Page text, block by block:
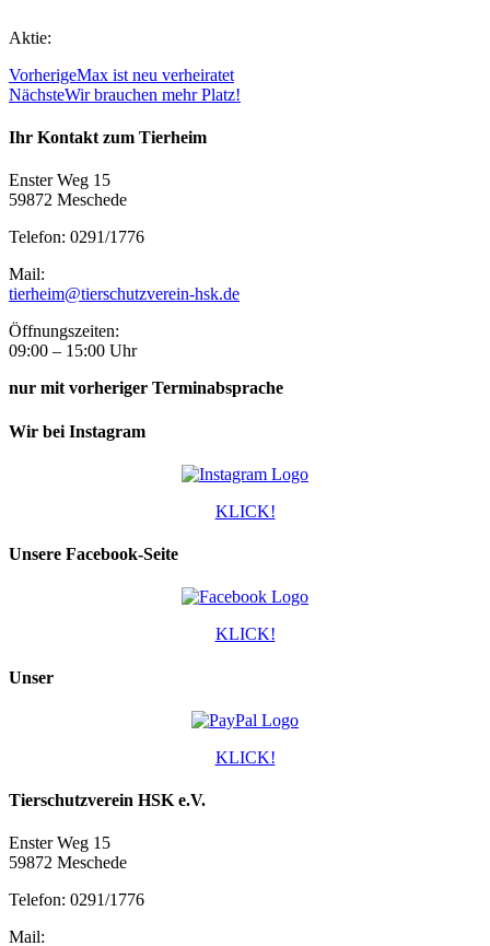
Aktie:
VorherigeMax ist neu verheiratet
NächsteWir brauchen mehr Platz!
Ihr Kontakt zum Tierheim
Enster Weg 15
59872 Meschede
Telefon: 0291/1776
Mail:
tierheim@tierschutzverein-hsk.de
Öffnungszeiten:
09:00 – 15:00 Uhr
nur mit vorheriger Terminabsprache
Wir bei Instagram
KLICK!
Unsere Facebook-Seite
KLICK!
Unser
KLICK!
Tierschutzverein HSK e.V.
Enster Weg 15
59872 Meschede
Telefon: 0291/1776
Mail: